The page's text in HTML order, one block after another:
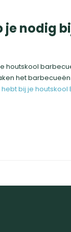
je nodig
houtskool
het
bij je houtskool